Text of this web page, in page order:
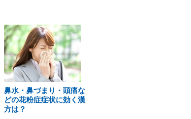
鼻水・鼻づまり・頭痛な
どの花粉症症状に効く漢
方は？